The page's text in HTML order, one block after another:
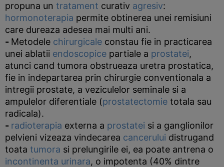
propuna un tratament curativ agresiv:
hormonoterapia permite obtinerea unei remisiuni
care dureaza adesea mai multi ani.
- Metodele chirurgicale constau fie in practicarea
unei ablatii endoscopice partiale a prostatei,
atunci cand tumora obstrueaza uretra prostatica,
fie in indepartarea prin chirurgie conventionala a
intregii prostate, a veziculelor seminale si a
ampulelor diferentiale (prostatectomie totala sau
radicala).
- radioterapia externa a prostatei si a ganglionilor
pelvieni vizeaza vindecarea cancerului distrugand
toata tumora si prelungirile ei, ea poate antrena o
incontinenta urinara, o impotenta (40% dintre